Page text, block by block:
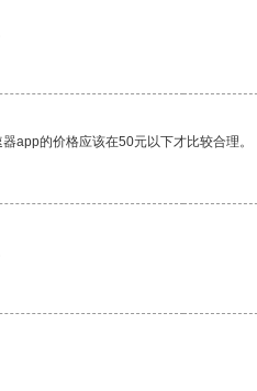
app的价格应该在50元以下才比较合理。